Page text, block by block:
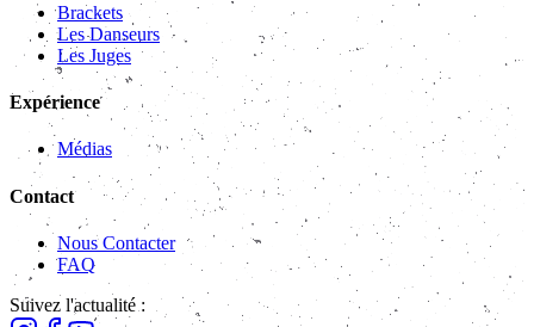
Brackets
Les Danseurs
Les Juges
Expérience
Médias
Contact
Nous Contacter
FAQ
Suivez l'actualité :